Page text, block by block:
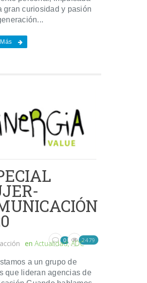
gran curiosidad y pasión
en Actualidad, ADC
0 2479
a un grupo de
que lideran agencias de